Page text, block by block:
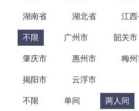
湖南省 湖北省 江西
不限 广州市 韶关市
肇庆市 惠州市 梅州
揭阳市 云浮市
不限 单间 两人间